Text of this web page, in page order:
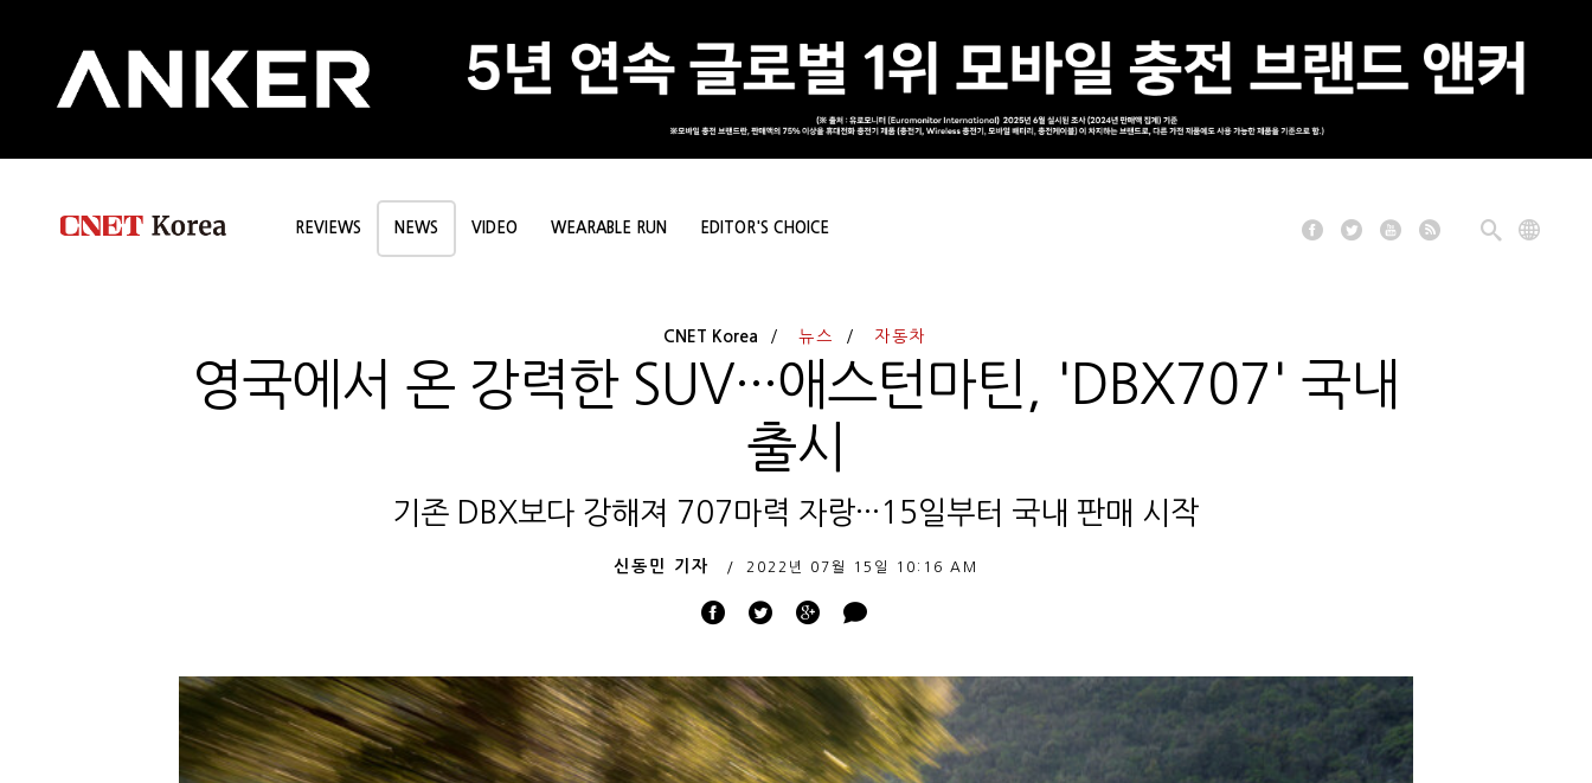
REVIEWS NEWS VIDEO WEARABLE RUN EDITOR'S CHOICE
CNET Korea 뉴스 자동차
영국에서 온 강력한 SUV···애스턴마틴, 'DBX707' 국내
출시
기존 DBX보다 강해져 707마력 자랑···15일부터 국내 판매 시작
신동민 기자 2022년 07월 15일 10:16 AM